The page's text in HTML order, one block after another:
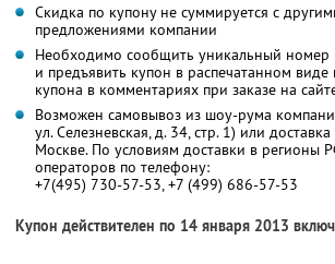
Скидка по купону не суммируется с
предложениями компании
Необходимо сообщить уникальный номер
и предъявить купон в распечатанном виде
купона в комментариях при заказе на
Возможен самовывоз из шоу-рума
ул. Селезневская, д. 34, стр. 1) или
Москве. По условиям доставки в регионы
операторов по телефону:
+7(495) 730-57-53, +7 (499) 686-57-53
Купон действителен по 14 января 2013